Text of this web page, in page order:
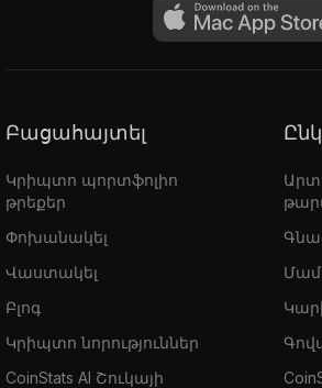
Բացահայտել
Կրիպտո պորտֆոլիո
թրեքեր
Փոխանակել
Վաստակել
Բլոգ
Կրիպտո նորություններ
CoinStats AI Շուկայի